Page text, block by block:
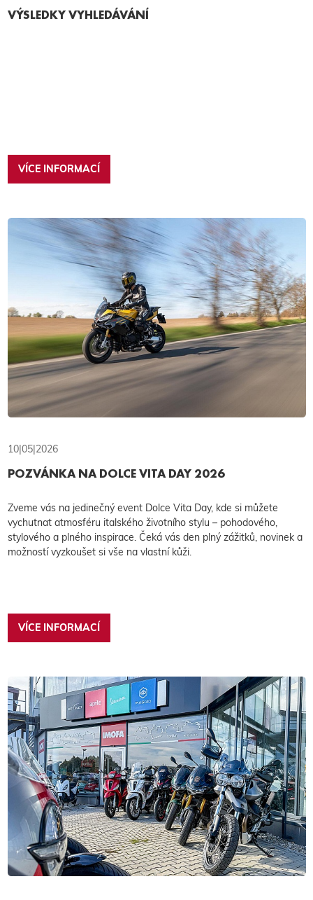
VÝSLEDKY VYHLEDÁVÁNÍ
VÍCE INFORMACÍ
10|05|2026
POZVÁNKA NA DOLCE VITA DAY 2026
Zveme vás na jedinečný event Dolce Vita Day, kde si můžete
vychutnat atmosféru italského životního stylu – pohodového,
stylového a plného inspirace. Čeká vás den plný zážitků, novinek a
možností vyzkoušet si vše na vlastní kůži.
VÍCE INFORMACÍ